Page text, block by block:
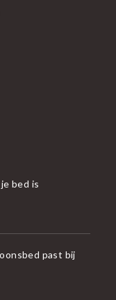
bed is
past bij